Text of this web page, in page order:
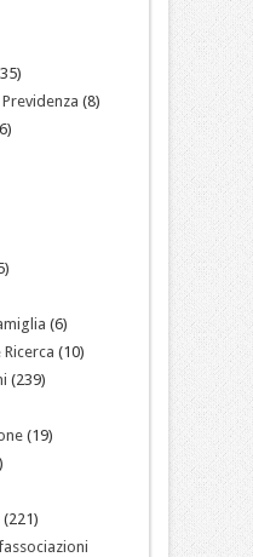
(8)
(6)
(10)
(239)
(19)
(221)